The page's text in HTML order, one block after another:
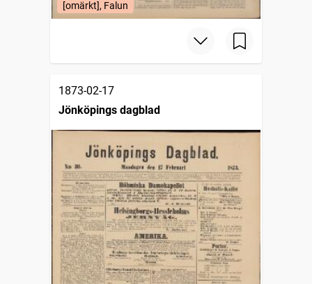
[omärkt], Falun
1873-02-17
Jönköpings dagblad